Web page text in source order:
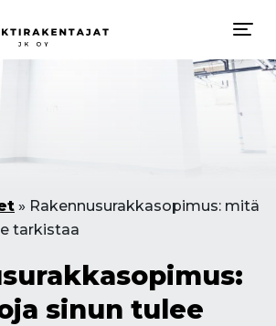
» Rakennusurakkasopimus: mitä
tarkistaa
sinun tulee